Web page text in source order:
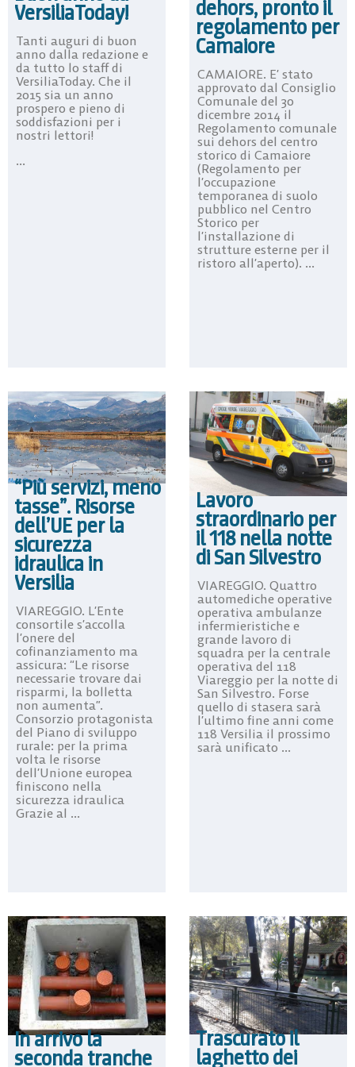
VersiliaToday!
Tanti auguri di buon
anno dalla redazione e
da tutto lo staff di
VersiliaToday. Che il
2015 sia un anno
prospero e pieno di
soddisfazioni per i
nostri lettori!
...
dehors, pronto il
regolamento per
Camaiore
CAMAIORE. E’ stato
approvato dal Consiglio
Comunale del 30
dicembre 2014 il
Regolamento comunale
sui dehors del centro
storico di Camaiore
(Regolamento per
l’occupazione
temporanea di suolo
pubblico nel Centro
Storico per
l’installazione di
strutture esterne per il
ristoro all’aperto). ...
“Più servizi, meno
tasse”. Risorse
dell’UE per la
sicurezza
idraulica in
Versilia
VIAREGGIO. L’Ente
consortile s’accolla
l’onere del
cofinanziamento ma
assicura: “Le risorse
necessarie trovare dai
risparmi, la bolletta
non aumenta”.
Consorzio protagonista
del Piano di sviluppo
rurale: per la prima
volta le risorse
dell’Unione europea
finiscono nella
sicurezza idraulica
Grazie al ...
Lavoro
straordinario per
il 118 nella notte
di San Silvestro
VIAREGGIO. Quattro
automediche operative
operativa ambulanze
infermieristiche e
grande lavoro di
squadra per la centrale
operativa del 118
Viareggio per la notte di
San Silvestro. Forse
quello di stasera sarà
l’ultimo fine anni come
118 Versilia il prossimo
sarà unificato ...
In arrivo la
seconda tranche
Trascurato il
laghetto dei